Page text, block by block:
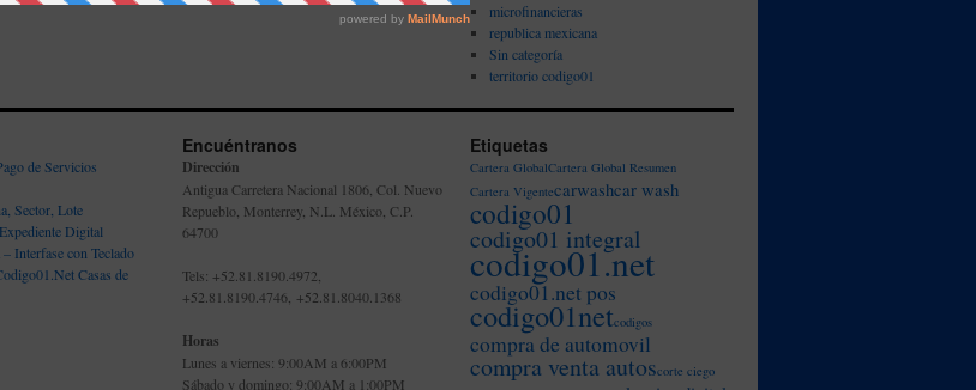
microfinancieras
republica mexicana
Sin categoría
territorio codigo01
de Servicios
Sector, Lote
Digital
Interfase con Teclado
Casas de
Encuéntranos
Dirección
Antigua Carretera Nacional 1806, Col. Nuevo
Repueblo, Monterrey, N.L. México, C.P.
64700
Tels: +52.81.8190.4972,
+52.81.8190.4746, +52.81.8040.1368
Horas
Lunes a viernes: 9:00AM a 6:00PM
Sábado y domingo: 9:00AM a 1:00PM
Etiquetas
Cartera GlobalCartera Global Resumen
Cartera Vigentecarwashcar wash
codigo01
codigo01 integral
codigo01.net
codigo01.net pos
codigo01netcodigos
compra de automovil
compra venta autoscorte ciego